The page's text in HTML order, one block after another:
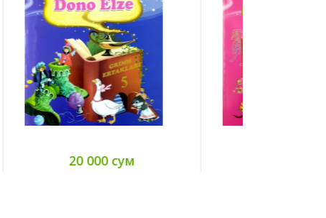
20 000 сум